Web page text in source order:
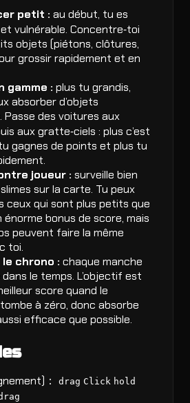
petit : au début, tu es
vulnérable. Concentre‑toi
objets (piétons, clôtures,
grossir rapidement et en
gamme : plus tu grandis,
absorber d’objets
Passe des voitures aux
aux gratte‑ciels : plus c’est
gagnes de points et plus tu
joueur : surveille bien
sur la carte. Tu peux
ceux qui sont plus petits que
énorme bonus de score, mais
peuvent faire la même
toi.
chrono : chaque manche
le temps. L’objectif est
score quand le
à zéro, donc absorbe
efficace que possible.
： drag Click hold